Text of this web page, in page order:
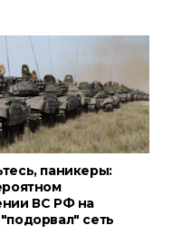
паникеры:
ВС РФ на
сеть